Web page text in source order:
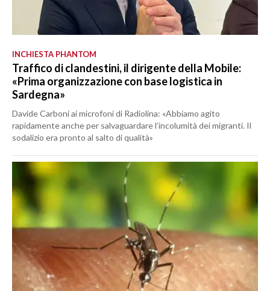
INCHIESTA PHANTOM
Traffico di clandestini, il dirigente della Mobile:
«Prima organizzazione con base logistica in
Sardegna»
Davide Carboni ai microfoni di Radiolina: «Abbiamo agito
rapidamente anche per salvaguardare l’incolumità dei migranti. Il
sodalizio era pronto al salto di qualità»